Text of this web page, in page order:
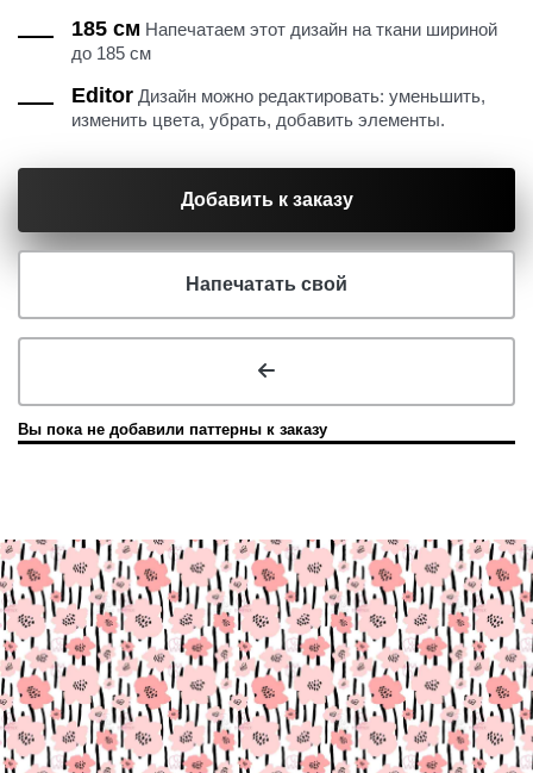
185 см Напечатаем этот дизайн на ткани шириной
до 185 см
Editor Дизайн можно редактировать: уменьшить,
изменить цвета, убрать, добавить элементы.
Добавить к заказу
Напечатать свой
Вы пока не добавили паттерны к заказу